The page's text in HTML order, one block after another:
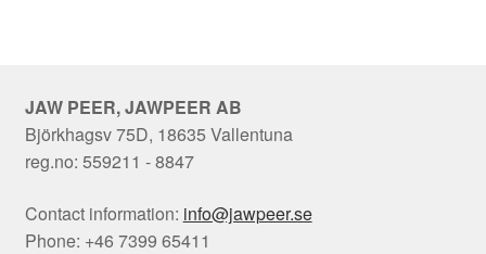
JAW PEER, JAWPEER AB
Björkhagsv 75D, 18635 Vallentuna
reg.no: 559211 - 8847
Contact information: info@jawpeer.se
Phone: +46 7399 65411